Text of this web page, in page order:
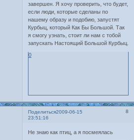
завершен. Я хочу проверить, что будет,
если люди, которые сделаны по
нашему образу и подобию, запустят
Курбыц, который Как Бы Большой. Так
я смогу узнать, стоит ли нам с тобой
запускать Настоящий Большой Курбыц.
0
Поделиться 8
2009-06-15
23:51:16
Не знаю как птиц, а я посмеялась